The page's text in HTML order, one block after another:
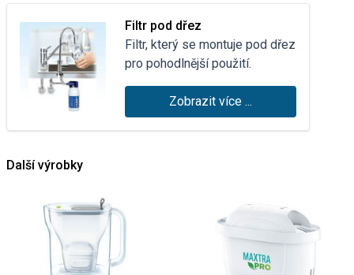
Filtr pod dřez
Filtr, který se montuje pod dřez
pro pohodlnější použití.
Zobrazit více ...
Další výrobky